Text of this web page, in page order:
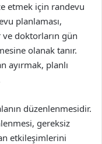
etmek için randevu
planlaması,
ve doktorların gün
olanak tanır.
ayırmak, planlı
düzenlenmesidir.
gereksiz
etkileşimlerini